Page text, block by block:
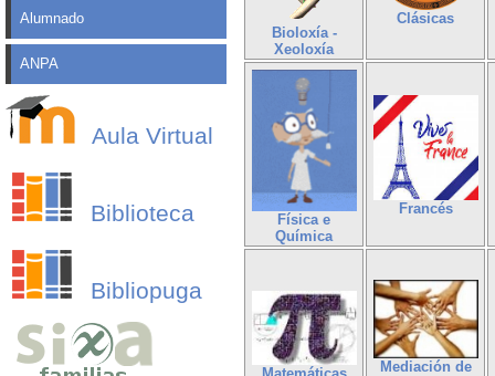
Alumnado
ANPA
Aula Virtual
Biblioteca
Bibliopuga
Bioloxía -
Xeoloxía
Clásicas
Física e
Química
Francés
Mediación de